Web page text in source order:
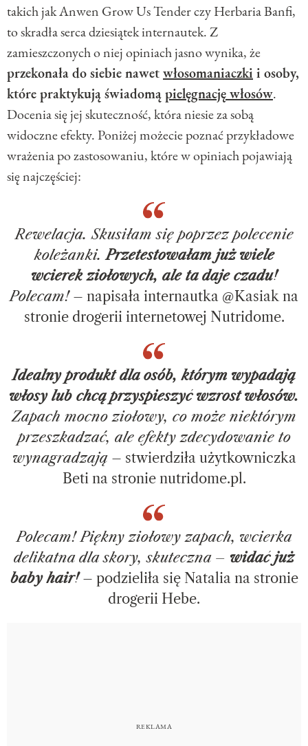
takich jak Anwen Grow Us Tender czy Herbaria Banfi,
to skradła serca dziesiątek internautek. Z
zamieszczonych o niej opiniach jasno wynika, że
przekonała do siebie nawetwłosomaniaczki i osoby,
które praktykują świadomąpielęgnację włosów.
Docenia się jej skuteczność, która niesie za sobą
widoczne efekty. Poniżej możecie poznać przykładowe
wrażenia po zastosowaniu, które w opiniach pojawiają
się najczęściej:
Rewelacja. Skusiłam się poprzez polecenie
koleżanki.Przetestowałam już wiele
wcierek ziołowych, ale ta daje czadu!
Polecam!– napisała internautka @Kasiak na
stronie drogerii internetowej Nutridome.
Idealny produkt dla osób, którym wypadają
włosy lub chcą przyspieszyć wzrost włosów.
Zapach mocno ziołowy, co może niektórym
przeszkadzać, ale efekty zdecydowanie to
wynagradzają– stwierdziła użytkowniczka
Beti na stronie nutridome.pl.
Polecam! Piękny ziołowy zapach, wcierka
delikatna dla skory, skuteczna – widać już
baby hair! – podzieliła się Natalia na stronie
drogerii Hebe.